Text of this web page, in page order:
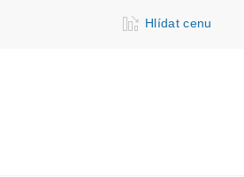
Hlídat cenu